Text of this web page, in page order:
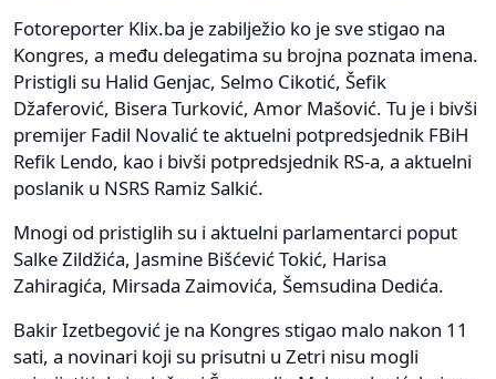
Fotoreporter Klix.ba je zabilježio ko je sve stigao na
Kongres, a među delegatima su brojna poznata imena.
Pristigli su Halid Genjac, Selmo Cikotić, Šefik
Džaferović, Bisera Turković, Amor Mašović. Tu je i bivši
premijer Fadil Novalić te aktuelni potpredsjednik FBiH
Refik Lendo, kao i bivši potpredsjednik RS-a, a aktuelni
poslanik u NSRS Ramiz Salkić.
Mnogi od pristiglih su i aktuelni parlamentarci poput
Salke Zildžića, Jasmine Bišćević Tokić, Harisa
Zahiragića, Mirsada Zaimovića, Šemsudina Dedića.
Bakir Izetbegović je na Kongres stigao malo nakon 11
sati, a novinari koji su prisutni u Zetri nisu mogli